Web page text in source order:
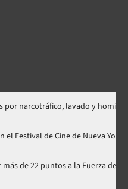
lavado y homicidio
mundial en el Festival de Cine
a la Fuerza del Pueblo